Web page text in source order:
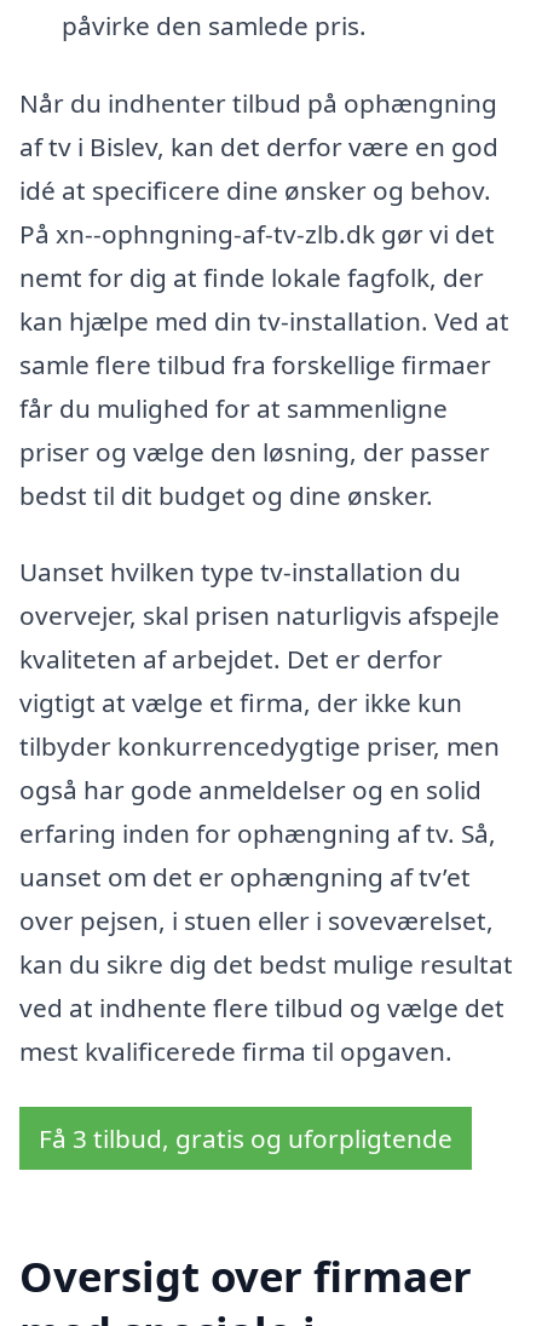
påvirke den samlede pris.
Når du indhenter tilbud på ophængning
af tv i Bislev, kan det derfor være en god
idé at specificere dine ønsker og behov.
På xn--ophngning-af-tv-zlb.dk gør vi det
nemt for dig at finde lokale fagfolk, der
kan hjælpe med din tv-installation. Ved at
samle flere tilbud fra forskellige firmaer
får du mulighed for at sammenligne
priser og vælge den løsning, der passer
bedst til dit budget og dine ønsker.
Uanset hvilken type tv-installation du
overvejer, skal prisen naturligvis afspejle
kvaliteten af arbejdet. Det er derfor
vigtigt at vælge et firma, der ikke kun
tilbyder konkurrencedygtige priser, men
også har gode anmeldelser og en solid
erfaring inden for ophængning af tv. Så,
uanset om det er ophængning af tv’et
over pejsen, i stuen eller i soveværelset,
kan du sikre dig det bedst mulige resultat
ved at indhente flere tilbud og vælge det
mest kvalificerede firma til opgaven.
Få 3 tilbud, gratis og uforpligtende
Oversigt over firmaer